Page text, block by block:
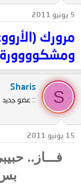
5 يونيو 2011
مرورك
ومشكوووورة
S
Sharis
:: عضو جديد
15 يونيو 2011
فـــاز..